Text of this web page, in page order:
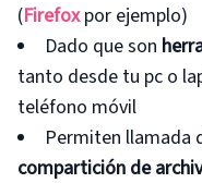
(Firefoxpor ejemplo)
Dado que son
tanto desde tu pc o
teléfono móvil
Permiten llamada
compartición de